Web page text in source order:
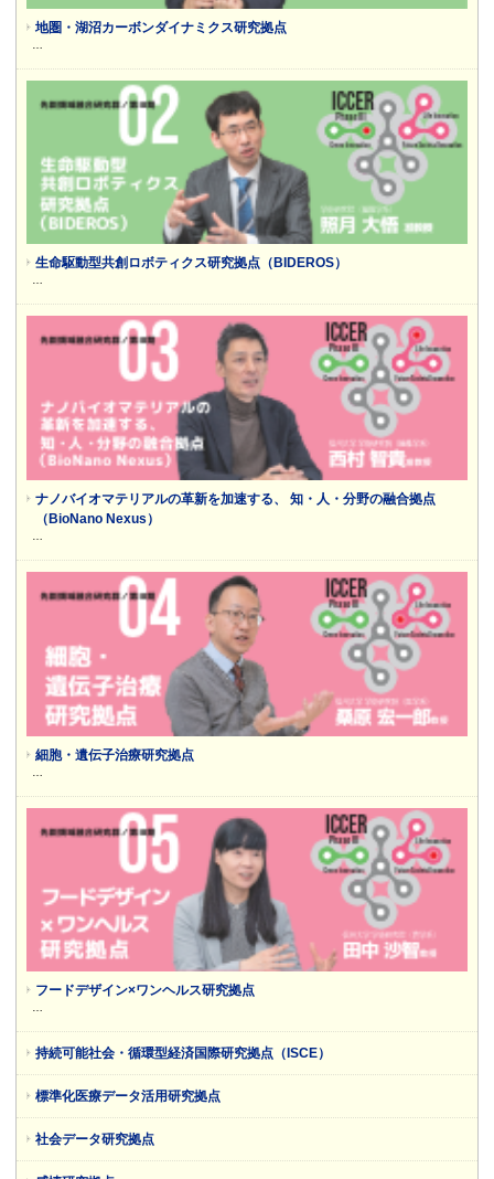
地圏・湖沼カーボンダイナミクス研究拠点
生命駆動型共創ロボティクス研究拠点（BIDEROS）
…
ナノバイオマテリアルの革新を加速する、 知・人・分野の融合拠点
（BioNano Nexus）
細胞・遺伝子治療研究拠点
フードデザイン×ワンヘルス研究拠点
持続可能社会・循環型経済国際研究拠点（ISCE）
標準化医療データ活用研究拠点
社会データ研究拠点